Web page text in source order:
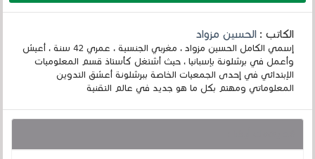
الكاتب :الحسين مزواد
إسمي الكامل الحسين مزواد ، مغربي الجنسية ، عمري 42 سنة ، أعيش
وأعمل في برشلونة بإسبانيا ، حيث أشتغل كأستاذ قسم المعلوميات
الإبتدائي في إحدى الجمعيات الخاصة ببرشلونة أعشق التدوين
المعلوماتي ومهتم بكل ما هو جديد في عالم التقنية